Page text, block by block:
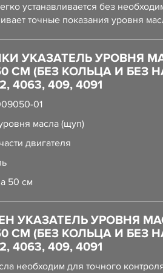
устанавливается без
точные показания уровня
УКАЗАТЕЛЬ УРОВНЯ
СМ (БЕЗ КОЛЬЦА И БЕЗ
4063, 409, 4091
01
масла (щуп)
двигателя
50 см
УКАЗАТЕЛЬ УРОВНЯ
СМ (БЕЗ КОЛЬЦА И БЕЗ
4063, 409, 4091
необходим для точного